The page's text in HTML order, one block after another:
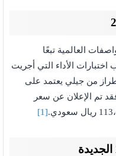
العالمية تبعًا
الأداء التي أجريت
أول طراز من جيلي يعتمد على
تم الإعلان عن سعر
[1]